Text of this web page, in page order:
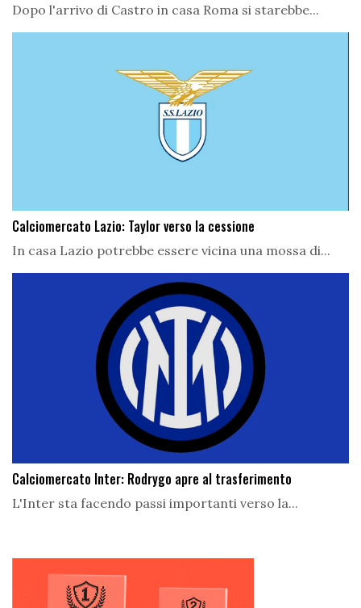
Dopo l'arrivo di Castro in casa Roma si starebbe...
Calciomercato Lazio: Taylor verso la cessione
In casa Lazio potrebbe essere vicina una mossa di...
Calciomercato Inter: Rodrygo apre al trasferimento
L'Inter sta facendo passi importanti verso la...